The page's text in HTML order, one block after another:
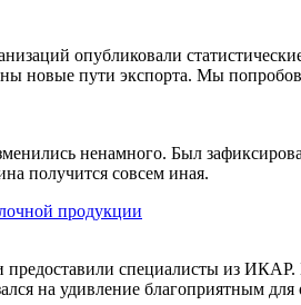
опубликовали
новые пути экспорта. Мы
ненамного. Был
получится совсем иная.
продукции
специалисты из
на удивление благоприятным для